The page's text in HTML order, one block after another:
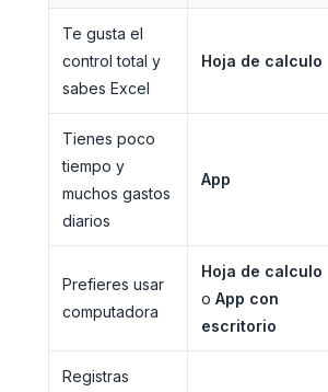
Te gusta el
control total y
sabes Excel
Hoja de calculo
Tienes poco
tiempo y
muchos gastos
diarios
App
Prefieres usar
computadora
Hoja de calculo
o App con
escritorio
Registras